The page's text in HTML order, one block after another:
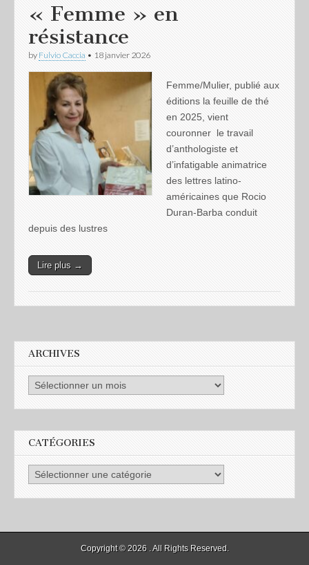
« Femme » en
résistance
by Fulvio Caccia • 18 janvier 2026
Femme/Mulier, publié aux
éditions la feuille de thé
en 2025, vient
couronner le travail
d’anthologiste et
d’infatigable animatrice
des lettres latino-
américaines que Rocio
Duran-Barba conduit
depuis des lustres
Lire plus →
ARCHIVES
CATÉGORIES
Copyright © 2026 . All Rights Reserved.